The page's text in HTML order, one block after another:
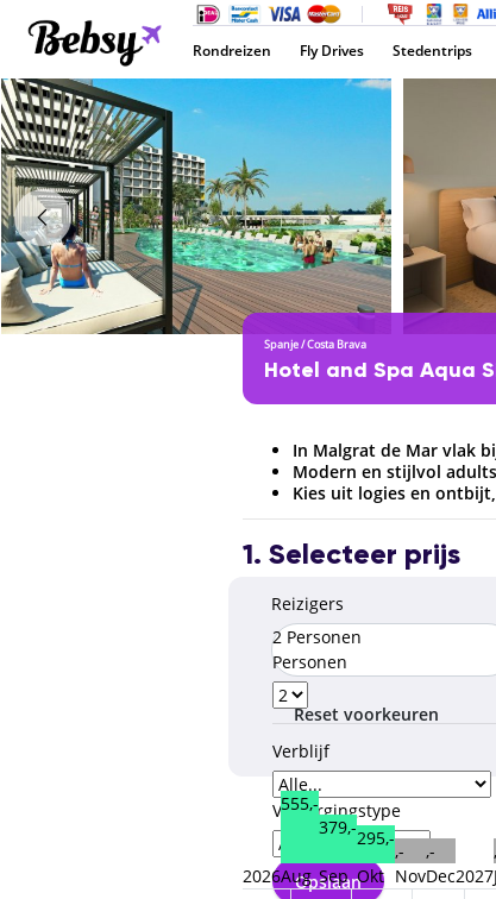
Rondreizen Fly Drives Stedentrips
Spanje/Costa Brava
Hotel and Spa Aqua
In Malgrat de Mar vlak
Modern en stijlvol
Kies uit logies en
1. Selecteer prijs
Reizigers
2 Personen
Personen
Verblijf
Verzorgingstype
Opslaan
Reset voorkeuren
2026
555,-
Aug
379,-
Sep
295,-
Okt
,-
Nov
,-
Dec2027